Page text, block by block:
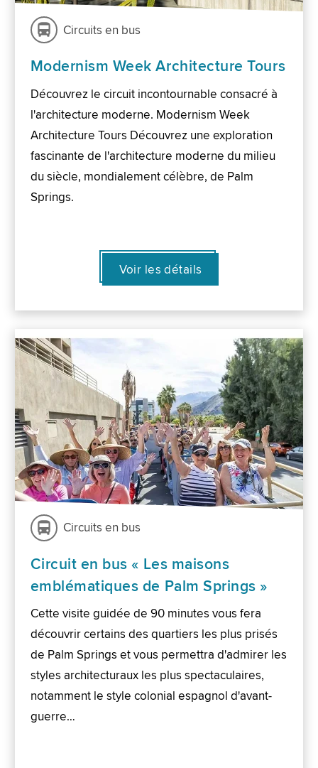
Circuits en bus
Modernism Week Architecture Tours
Découvrez le circuit incontournable consacré à
l'architecture moderne. Modernism Week
Architecture Tours Découvrez une exploration
fascinante de l'architecture moderne du milieu
du siècle, mondialement célèbre, de Palm
Springs.
Voir les détails
Circuits en bus
Circuit en bus « Les maisons
emblématiques de Palm Springs »
Cette visite guidée de 90 minutes vous fera
découvrir certains des quartiers les plus prisés
de Palm Springs et vous permettra d'admirer les
styles architecturaux les plus spectaculaires,
notamment le style colonial espagnol d'avant-
guerre…